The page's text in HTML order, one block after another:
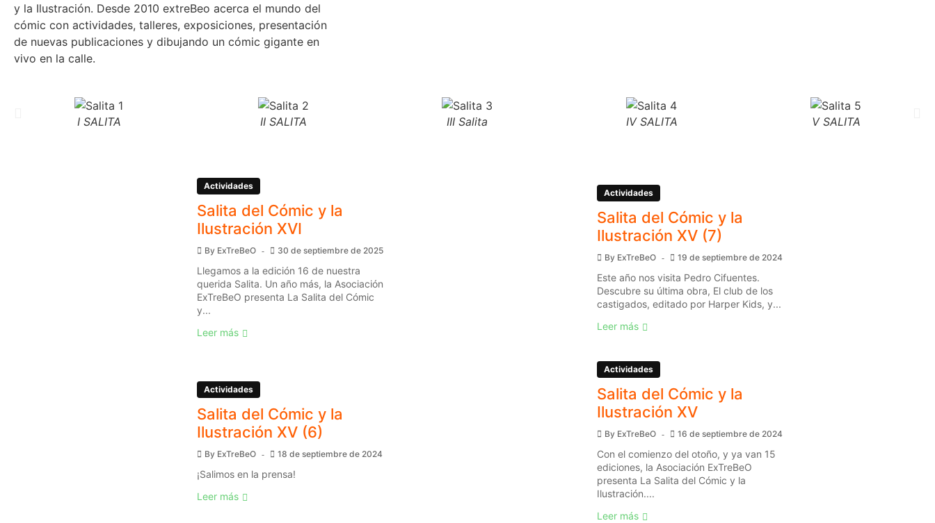
y la Ilustración. Desde 2010 extreBeo acerca el mundo del
cómic con actividades, talleres, exposiciones, presentación
de nuevas publicaciones y dibujando un cómic gigante en
vivo en la calle.
I SALITA II SALITA III Salita IV SALITA V SALITA
Actividades
Salita del Cómic y la
Ilustración XVI
By ExTreBeO 30 de septiembre de 2025
Llegamos a la edición 16 de nuestra
querida Salita. Un año más, la Asociación
ExTreBeO presenta La Salita del Cómic
y...
Leer más
Actividades
Salita del Cómic y la
Ilustración XV (7)
By ExTreBeO 19 de septiembre de 2024
Este año nos visita Pedro Cifuentes.
Descubre su última obra, El club de los
castigados, editado por Harper Kids, y...
Leer más
Actividades
Salita del Cómic y la
Ilustración XV (6)
By ExTreBeO 18 de septiembre de 2024
¡Salimos en la prensa!
Leer más
Actividades
Salita del Cómic y la
Ilustración XV
By ExTreBeO 16 de septiembre de 2024
Con el comienzo del otoño, y ya van 15
ediciones, la Asociación ExTreBeO
presenta La Salita del Cómic y la
Ilustración....
Leer más